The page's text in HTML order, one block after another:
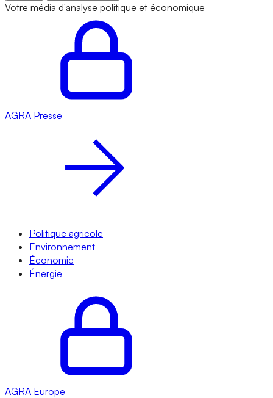
Votre média d'analyse politique et économique
AGRA Presse
Politique agricole
Environnement
Économie
Énergie
AGRA Europe